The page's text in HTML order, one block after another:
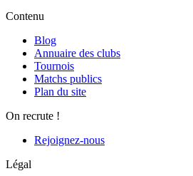
Contenu
Blog
Annuaire des clubs
Tournois
Matchs publics
Plan du site
On recrute !
Rejoignez-nous
Légal